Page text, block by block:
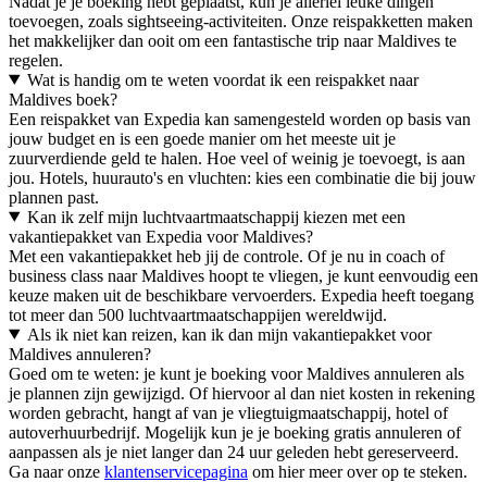
toevoegen, zoals sightseeing-activiteiten. Onze reispakketten maken
het makkelijker dan ooit om een fantastische trip naar Maldives te
regelen.
Wat is handig om te weten voordat ik een reispakket naar
Maldives boek?
Een reispakket van Expedia kan samengesteld worden op basis van
jouw budget en is een goede manier om het meeste uit je
zuurverdiende geld te halen. Hoe veel of weinig je toevoegt, is aan
jou. Hotels, huurauto's en vluchten: kies een combinatie die bij jouw
plannen past.
Kan ik zelf mijn luchtvaartmaatschappij kiezen met een
vakantiepakket van Expedia voor Maldives?
Met een vakantiepakket heb jij de controle. Of je nu in coach of
business class naar Maldives hoopt te vliegen, je kunt eenvoudig een
keuze maken uit de beschikbare vervoerders. Expedia heeft toegang
tot meer dan 500 luchtvaartmaatschappijen wereldwijd.
Als ik niet kan reizen, kan ik dan mijn vakantiepakket voor
Maldives annuleren?
Goed om te weten: je kunt je boeking voor Maldives annuleren als
je plannen zijn gewijzigd. Of hiervoor al dan niet kosten in rekening
worden gebracht, hangt af van je vliegtuigmaatschappij, hotel of
autoverhuurbedrijf. Mogelijk kun je je boeking gratis annuleren of
aanpassen als je niet langer dan 24 uur geleden hebt gereserveerd.
Ga naar onze klantenservicepagina om hier meer over op te steken.